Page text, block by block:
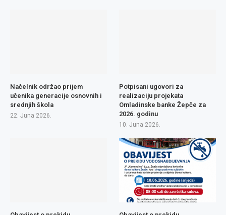
Načelnik održao prijem
učenika generacije osnovnih i
srednjih škola
22. Juna 2026.
Potpisani ugovori za
realizaciju projekata
Omladinske banke Žepče za
2026. godinu
10. Juna 2026.